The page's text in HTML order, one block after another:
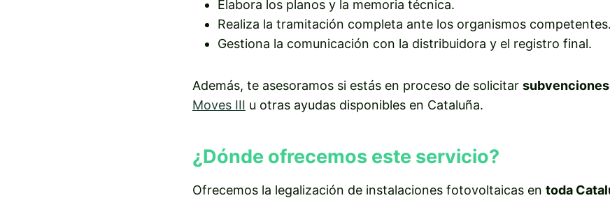
Elabora los planos y la memoria técnica.
Realiza la tramitación completa ante los organismos competentes.
Gestiona la comunicación con la distribuidora y el registro final.
Además, te asesoramos si estás en proceso de solicitar subvenciones
Moves III u otras ayudas disponibles en Cataluña.
¿Dónde ofrecemos este servicio?
Ofrecemos la legalización de instalaciones fotovoltaicas en toda